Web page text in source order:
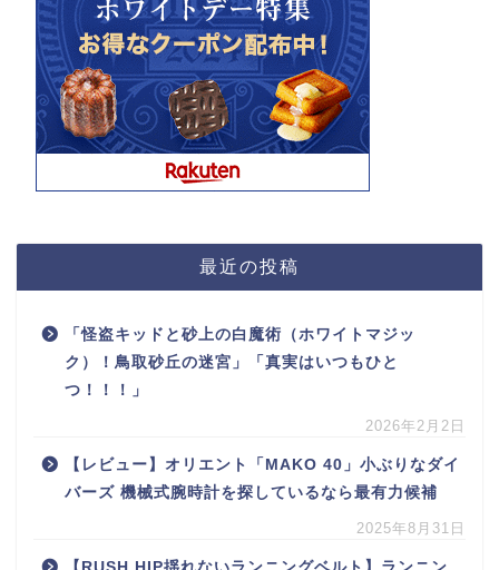
最近の投稿
「怪盗キッドと砂上の白魔術（ホワイトマジッ
ク）！鳥取砂丘の迷宮」「真実はいつもひと
つ！！！」
2026年2月2日
【レビュー】オリエント「MAKO 40」小ぶりなダイ
バーズ 機械式腕時計を探しているなら最有力候補
2025年8月31日